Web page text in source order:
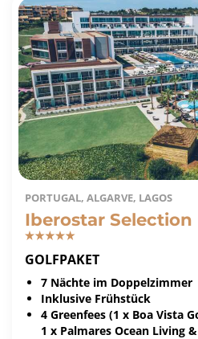
PORTUGAL, ALGARVE, LAGOS
Iberostar Selection
GOLFPAKET
7 Nächte im Doppelzimmer
Inklusive Frühstück
4 Greenfees (1 x Boa Vista
1 x Palmares Ocean Living